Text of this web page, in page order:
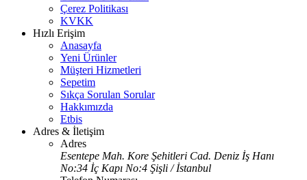
Çerez Politikası
KVKK
Hızlı Erişim
Anasayfa
Yeni Ürünler
Müşteri Hizmetleri
Sepetim
Sıkça Sorulan Sorular
Hakkımızda
Etbis
Adres & İletişim
Adres
Esentepe Mah. Kore Şehitleri Cad. Deniz İş Hanı
No:34 İç Kapı No:4 Şişli / İstanbul